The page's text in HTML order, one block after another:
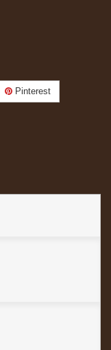
Pinterest